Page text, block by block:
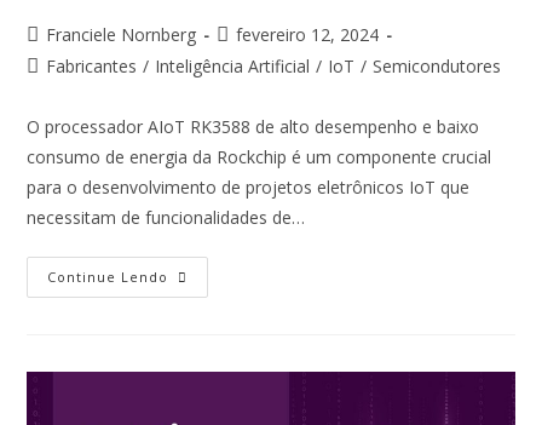
Franciele Nornberg
fevereiro 12, 2024
Fabricantes / Inteligência Artificial / IoT / Semicondutores
O processador AIoT RK3588 de alto desempenho e baixo
consumo de energia da Rockchip é um componente crucial
para o desenvolvimento de projetos eletrônicos IoT que
necessitam de funcionalidades de…
Continue Lendo